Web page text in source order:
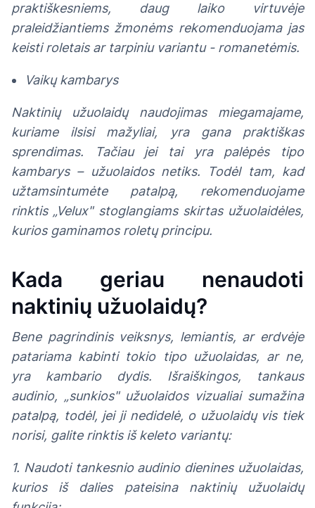
praktiškesniems, daug laiko virtuvėje
praleidžiantiems žmonėms rekomenduojama jas
keisti roletais ar tarpiniu variantu - romanetėmis.
Vaikų kambarys
Naktinių užuolaidų naudojimas miegamajame,
kuriame ilsisi mažyliai, yra gana praktiškas
sprendimas. Tačiau jei tai yra palėpės tipo
kambarys – užuolaidos netiks. Todėl tam, kad
užtamsintumėte patalpą, rekomenduojame
rinktis „Velux" stoglangiams skirtas užuolaidėles,
kurios gaminamos roletų principu.
Kada geriau nenaudoti
naktinių užuolaidų?
Bene pagrindinis veiksnys, lemiantis, ar erdvėje
patariama kabinti tokio tipo užuolaidas, ar ne,
yra kambario dydis. Išraiškingos, tankaus
audinio, „sunkios" užuolaidos vizualiai sumažina
patalpą, todėl, jei ji nedidelė, o užuolaidų vis tiek
norisi, galite rinktis iš keleto variantų:
1. Naudoti tankesnio audinio dienines užuolaidas,
kurios iš dalies pateisina naktinių užuolaidų